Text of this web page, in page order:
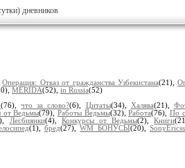
дневников
Операция: Отказ от гражданства Узбекистана(21),
MERIDA(52), in Russia(52)
(76),что за слово?(6), Цитаты(34), Халява(21),
от Ведьмы(79), Работы Ведьмы(32),Работа(76), По
Лесбиянки(4), Конкурсы от Ведьмы(2),Книги
(1), бред(27),WM БОНУСЫ(20),